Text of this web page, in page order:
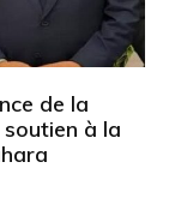
de la
à la